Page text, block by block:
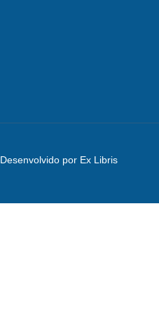
Desenvolvido por Ex Libris